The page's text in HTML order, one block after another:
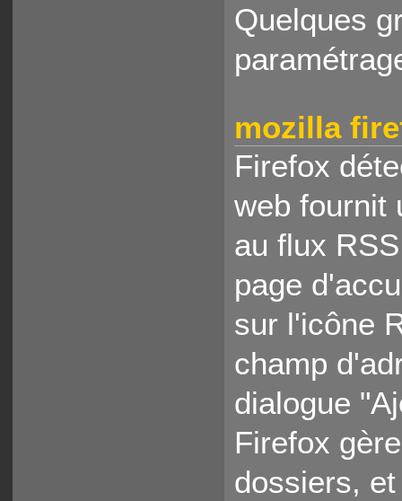
Quelques
mozilla
Firefox
web fournit
au flux
page
sur l'icône
champ
dialogue
Firefox
dossiers,